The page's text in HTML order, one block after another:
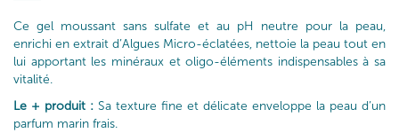
Ce gel moussant sans sulfate et au pH neutre pour la peau,
enrichi en extrait d’Algues Micro-éclatées, nettoie la peau tout en
lui apportant les minéraux et oligo-éléments indispensables à sa
vitalité.
Le + produit : Sa texture fine et délicate enveloppe la peau d’un
parfum marin frais.